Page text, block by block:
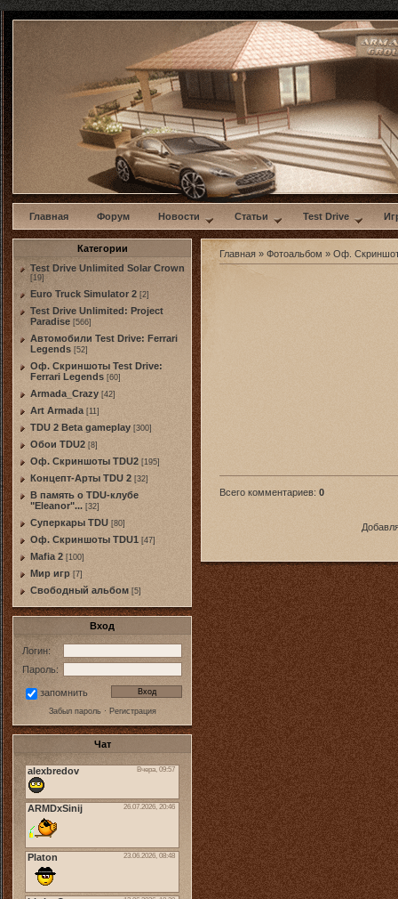
w
Главная Форум Новости Статьи Test Drive
Категории
Test Drive Unlimited Solar Crown
[19]
Euro Truck Simulator 2 [2]
Test Drive Unlimited: Project
Paradise [566]
Автомобили Test Drive: Ferrari
Legends [52]
Оф. Скриншоты Test Drive:
Ferrari Legends [60]
Armada_Crazy [42]
Art Armada [11]
TDU 2 Beta gameplay [300]
Обои TDU2 [8]
Оф. Скриншоты TDU2 [195]
Концепт-Арты TDU 2 [32]
В память о TDU-клубе
"Eleanor"... [32]
Суперкары TDU [80]
Оф. Скриншоты TDU1 [47]
Mafia 2 [100]
Мир игр [7]
Свободный альбом [5]
Вход
Логин:
Пароль:
запомнить
Забыл пароль· Регистрация
Чат
Главная » Фотоальбом » Оф.
Всего комментариев: 0